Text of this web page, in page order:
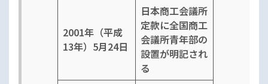
2001年（平成
13年）5月24日
日本商工会議所
定款に全国商工
会議所青年部の
設置が明記され
る